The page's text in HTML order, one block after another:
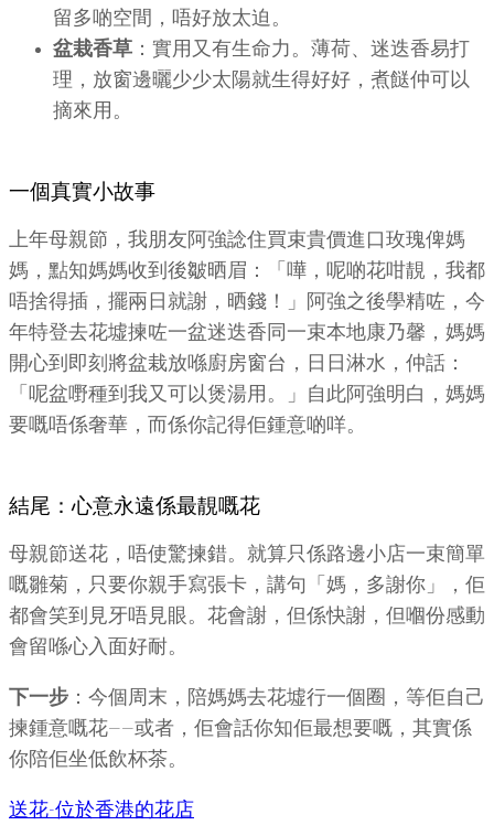
留多啲空間，唔好放太迫。
盆栽香草 ：實用又有生命力。薄荷、迷迭香易打
理，放窗邊曬少少太陽就生得好好，煮餸仲可以
摘來用。
一個真實小故事
上年母親節，我朋友阿強諗住買束貴價進口玫瑰俾媽
媽，點知媽媽收到後皺晒眉：「嘩，呢啲花咁靚，我都
唔捨得插，擺兩日就謝，晒錢！」阿強之後學精咗，今
年特登去花墟揀咗一盆迷迭香同一束本地康乃馨，媽媽
開心到即刻將盆栽放喺廚房窗台，日日淋水，仲話：
「呢盆嘢種到我又可以煲湯用。」自此阿強明白，媽媽
要嘅唔係奢華，而係你記得佢鍾意啲咩。
結尾：心意永遠係最靚嘅花
母親節送花，唔使驚揀錯。就算只係路邊小店一束簡單
嘅雛菊，只要你親手寫張卡，講句「媽，多謝你」，佢
都會笑到見牙唔見眼。花會謝，但係快謝，但嗰份感動
會留喺心入面好耐。
下一步 ：今個周末，陪媽媽去花墟行一個圈，等佢自己
揀鍾意嘅花——或者，佢會話你知佢最想要嘅，其實係
你陪佢坐低飲杯茶。
送花-位於香港的花店